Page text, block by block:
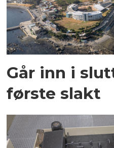
Går inn i
første slakt